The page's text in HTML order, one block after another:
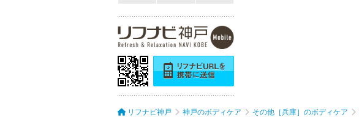
リフナビ神戸 神戸のボディケア その他［兵庫］のボディケア